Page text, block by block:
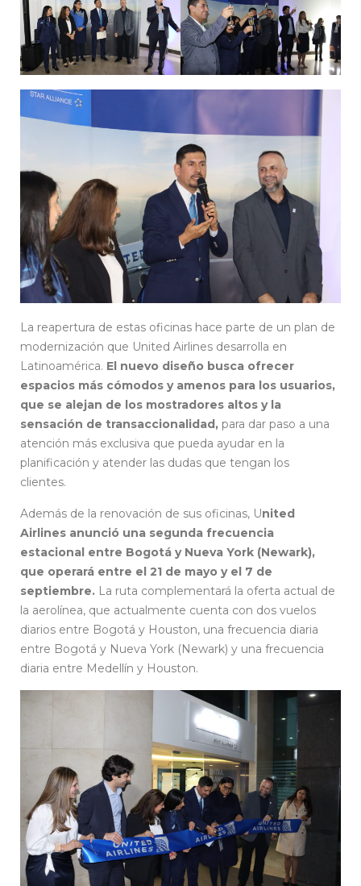
La reapertura de estas oficinas hace parte de un plan de
modernización que United Airlines desarrolla en
Latinoamérica. El nuevo diseño busca ofrecer
espacios más cómodos y amenos para los usuarios,
que se alejan de los mostradores altos y la
sensación de transaccionalidad, para dar paso a una
atención más exclusiva que pueda ayudar en la
planificación y atender las dudas que tengan los
clientes.
Además de la renovación de sus oficinas, United
Airlines anunció una segunda frecuencia
estacional entre Bogotá y Nueva York (Newark),
que operará entre el 21 de mayo y el 7 de
septiembre. La ruta complementará la oferta actual de
la aerolínea, que actualmente cuenta con dos vuelos
diarios entre Bogotá y Houston, una frecuencia diaria
entre Bogotá y Nueva York (Newark) y una frecuencia
diaria entre Medellín y Houston.